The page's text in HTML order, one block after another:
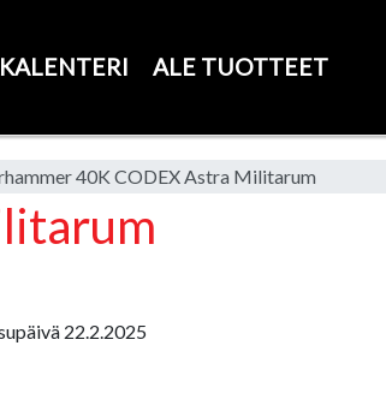
ALE TUOTTEET
40K CODEX Astra Militarum
22.2.2025